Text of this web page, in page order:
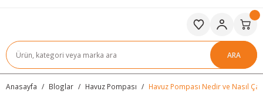
ARA
Anasayfa Bloglar Havuz Pompası Havuz Pompası Nedir ve Nasıl